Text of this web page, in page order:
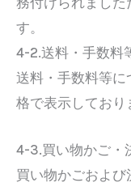
す。
4-2.送料・手数料
送料・手数料等
格で表示しており
4-3.買い物かご・
買い物かごおよび